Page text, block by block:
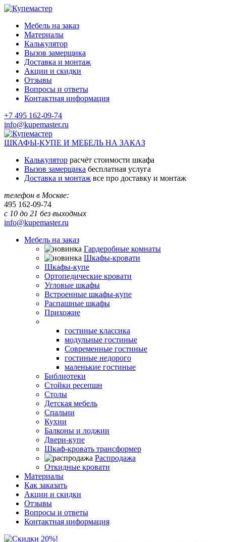
Мебель на заказ
Материалы
Калькулятор
Вызов замерщика
Доставка и монтаж
Акции и скидки
Отзывы
Вопросы и ответы
Контактная информация
+7 495 162-09-74
info@kupemaster.ru
ШКАФЫ-КУПЕ И МЕБЕЛЬ НА ЗАКАЗ
Калькулятор расчёт стоимости шкафа
Вызов замерщика бесплатная услуга
Доставка и монтаж все про доставку и монтаж
телефон в Москве:
495 162-09-74
с 10 до 21 без выходных
info@kupemaster.ru
Мебель на заказ
Гардеробные комнаты
Шкафы-кровати
Шкафы-купе
Ортопедические кровати
Угловые шкафы
Встроенные шкафы-купе
Распашные шкафы
Прихожие
гостиные классика
модульные гостиные
Современные гостиные
гостиные недорого
маленькие гостиные
Библиотеки
Стойки ресепшн
Столы
Детская мебель
Спальни
Кухни
Балконы и лоджии
Двери-купе
Шкаф-кровать трансформер
Распродажа
Откидные кровати
Материалы
Как заказать
Акции и скидки
Отзывы
Вопросы и ответы
Контактная информация